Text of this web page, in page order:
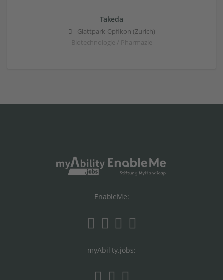
Takeda
Glattpark-Opfikon (Zurich)
Biotechnologie / Pharmazie
EnableMe:
myAbility.jobs: